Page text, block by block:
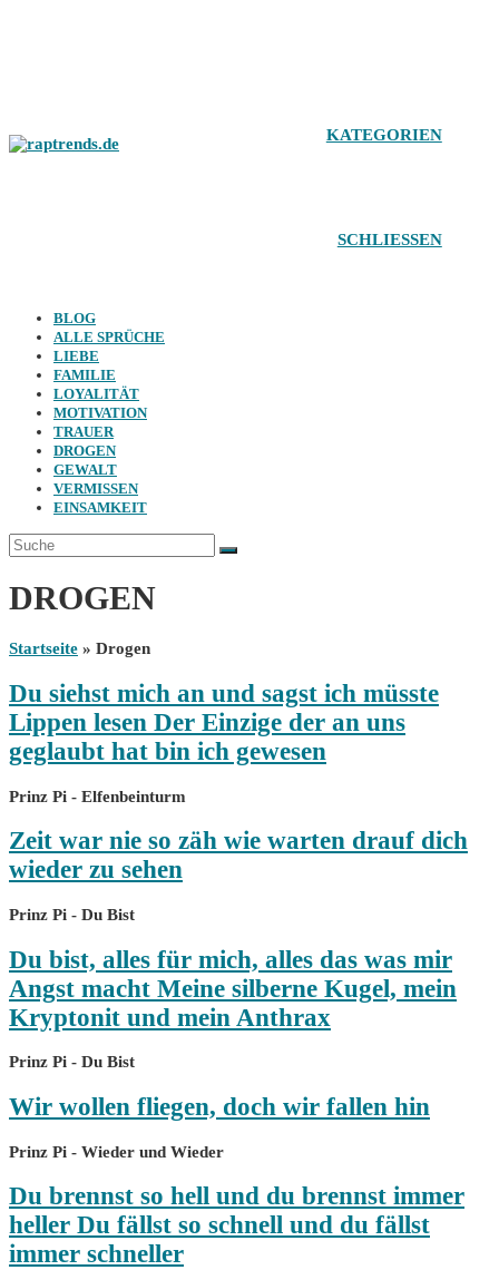
KATEGORIEN
SCHLIESSEN
BLOG
ALLE SPRÜCHE
LIEBE
FAMILIE
LOYALITÄT
MOTIVATION
TRAUER
DROGEN
GEWALT
VERMISSEN
EINSAMKEIT
DROGEN
Startseite » Drogen
Du siehst mich an und sagst ich müsste
Lippen lesen Der Einzige der an uns
geglaubt hat bin ich gewesen
Prinz Pi - Elfenbeinturm
Zeit war nie so zäh wie warten drauf dich
wieder zu sehen
Prinz Pi - Du Bist
Du bist, alles für mich, alles das was mir
Angst macht Meine silberne Kugel, mein
Kryptonit und mein Anthrax
Prinz Pi - Du Bist
Wir wollen fliegen, doch wir fallen hin
Prinz Pi - Wieder und Wieder
Du brennst so hell und du brennst immer
heller Du fällst so schnell und du fällst
immer schneller